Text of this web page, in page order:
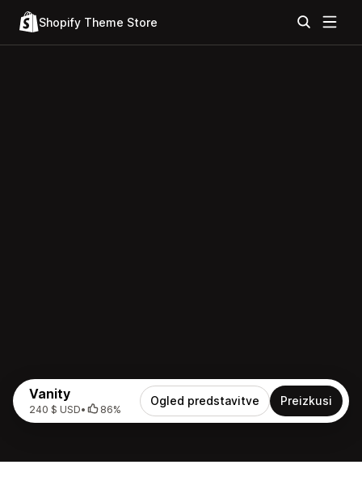
Shopify Theme Store
Vanity
240 $ USD• 86%
Ogled predstavitve Preizkusi